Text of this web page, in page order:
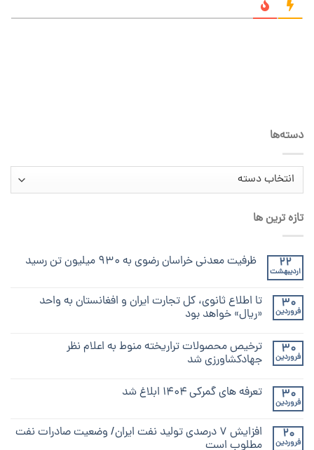
دسته‌ها
دسته‌ها
تازه ترین ها
22
اردیبهشت
ظرفیت معدنی خراسان رضوی به ۹۳۰ میلیون تن رسید
30
فروردین
تا اطلاع ثانوی، کل تجارت ایران و افغانستان به واحد
«ریال» خواهد بود
30
فروردین
ترخیص محصولات تراریخته منوط به اعلام نظر
جهادکشاورزی شد
30
فروردین
تعرفه های گمرکی ۱۴۰۴ ابلاغ شد
20
فروردین
افزایش ۷ درصدی تولید نفت ایران/ وضعیت صادرات نفت
مطلوب است